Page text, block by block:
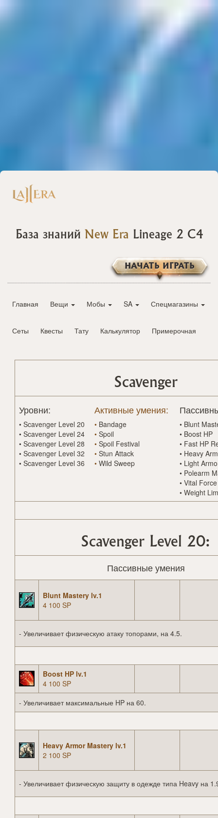
База знаний New Era Lineage 2 C4
НАЧАТЬ ИГРАТЬ
Главная Вещи Мобы SA Спецмагазины
Сеты Квесты Тату Калькулятор Примерочная
Scavenger
Уровни:
• Scavenger Level 20
• Scavenger Level 24
• Scavenger Level 28
• Scavenger Level 32
• Scavenger Level 36
Активные умения:
• Bandage
• Spoil
• Spoil Festival
• Stun Attack
• Wild Sweep
• Blunt
• Boost HP
• Fast HP
• Heavy
• Light
• Polearm
• Vital Force
• Weight
Scavenger Level 20:
Пассивные умения
Blunt Mastery lv.1
4 100 SP
- Увеличивает физическую атаку топорами, на 4.5.
Boost HP lv.1
4 100 SP
- Увеличивает максимальные HP на 60.
Heavy Armor Mastery lv.1
2 100 SP
- Увеличивает физическую защиту в одежде типа Heavy на